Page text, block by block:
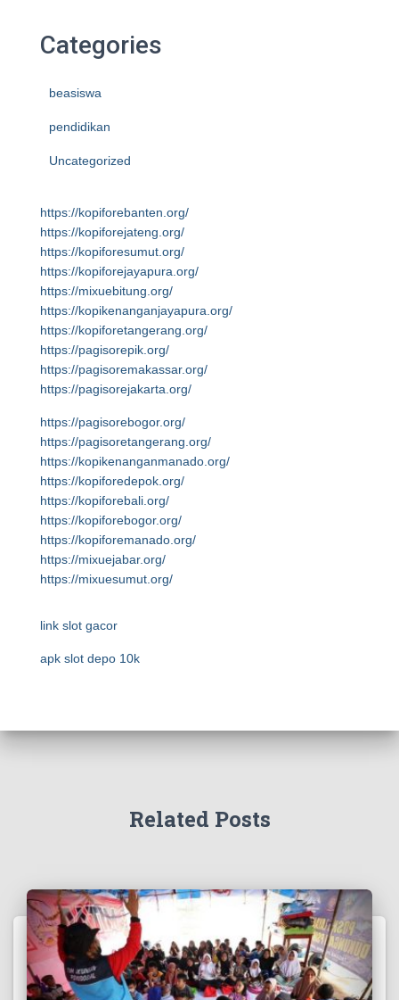
Categories
beasiswa
pendidikan
Uncategorized
https://kopiforebanten.org/
https://kopiforejateng.org/
https://kopiforesumut.org/
https://kopiforejayapura.org/
https://mixuebitung.org/
https://kopikenanganjayapura.org/
https://kopiforetangerang.org/
https://pagisorepik.org/
https://pagisoremakassar.org/
https://pagisorejakarta.org/
https://pagisorebogor.org/
https://pagisoretangerang.org/
https://kopikenanganmanado.org/
https://kopiforedepok.org/
https://kopiforebali.org/
https://kopiforebogor.org/
https://kopiforemanado.org/
https://mixuejabar.org/
https://mixuesumut.org/
link slot gacor
apk slot depo 10k
Related Posts